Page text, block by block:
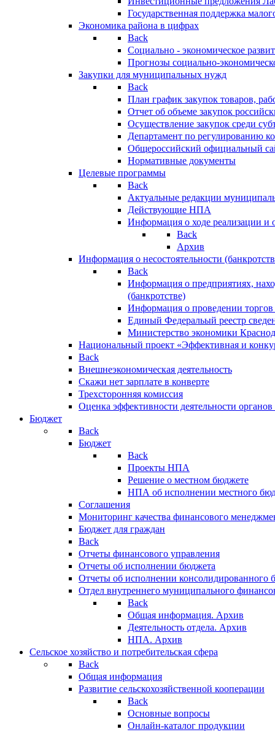
Государственная поддержка
Экономика района в цифрах
Back
Социально - экономическое
Прогнозы социально-
Закупки для муниципальных нужд
Back
План график закупок товаров,
Отчет об объеме закупок
Осуществление закупок среди
Департамент по регулированию
Общероссийский официальный
Нормативные документы
Целевые программы
Back
Актуальные редакции
Действующие НПА
Информация о ходе реализации
Back
Архив
Информация о несостоятельности
Back
Информация о предприятиях,
(банкротстве)
Информация о проведении
Единый Федеральый реестр
Министерство экономики
Национальный проект «Эффективная и
Back
Внешнеэкономическая деятельность
Скажи нет зарплате в конверте
Трехсторонняя комиссия
Оценка эффективности деятельности
Бюджет
Back
Бюджет
Back
Проекты НПА
Решение о местном бюджете
НПА об исполнении местного
Соглашения
Мониторинг качества финансового
Бюджет для граждан
Back
Отчеты финансового управления
Отчеты об исполнении бюджета
Отчеты об исполнении консолидированного
Отдел внутреннего муниципального
Back
Общая информация. Архив
Деятельность отдела. Архив
НПА. Архив
Сельское хозяйство и потребительская сфера
Back
Общая информация
Развитие сельскохозяйственной кооперации
Back
Основные вопросы
Онлайн-каталог продукции